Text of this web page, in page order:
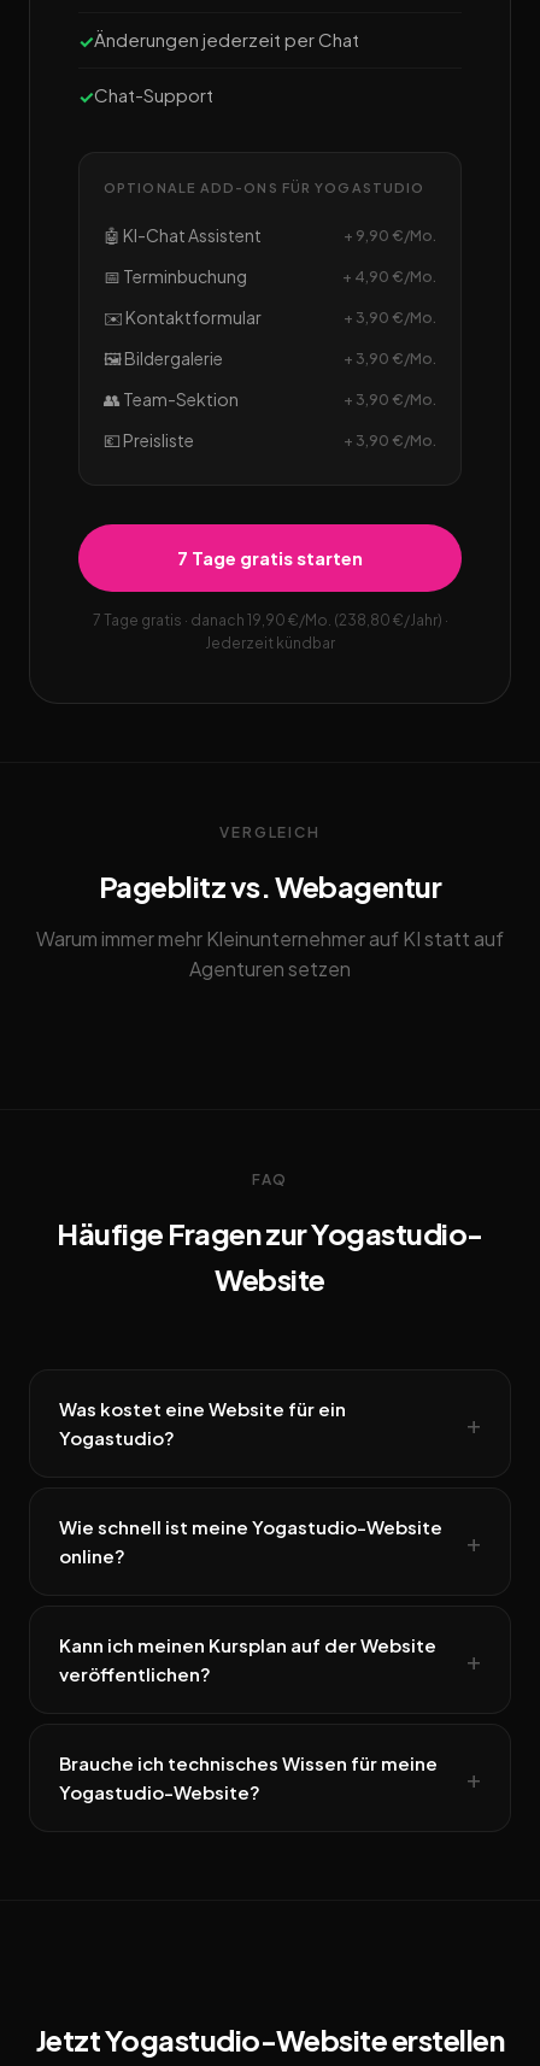
Änderungen jederzeit per Chat
Chat-Support
OPTIONALE ADD-ONS FÜR YOGASTUDIO
🤖 KI-Chat Assistent + 9,90 €/Mo.
📅 Terminbuchung + 4,90 €/Mo.
✉️ Kontaktformular + 3,90 €/Mo.
🖼️ Bildergalerie + 3,90 €/Mo.
👥 Team-Sektion + 3,90 €/Mo.
💶 Preisliste + 3,90 €/Mo.
7 Tage gratis starten
7 Tage gratis · danach 19,90 €/Mo. (238,80 €/Jahr) ·
Jederzeit kündbar
VERGLEICH
Pageblitz vs. Webagentur
Warum immer mehr Kleinunternehmer auf KI statt auf
Agenturen setzen
FAQ
Häufige Fragen zur Yogastudio-
Website
Was kostet eine Website für ein
Yogastudio?
Wie schnell ist meine Yogastudio-Website
online?
Kann ich meinen Kursplan auf der Website
veröffentlichen?
Brauche ich technisches Wissen für meine
Yogastudio-Website?
Jetzt Yogastudio-Website erstellen